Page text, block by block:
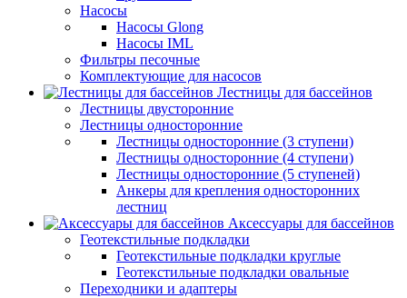
Насосы
Насосы Glong
Насосы IML
Фильтры песочные
Комплектующие для насосов
Лестницы для бассейнов
Лестницы двусторонние
Лестницы односторонние
Лестницы односторонние (3 ступени)
Лестницы односторонние (4 ступени)
Лестницы односторонние (5 ступеней)
Анкеры для крепления односторонних
лестниц
Аксессуары для бассейнов
Геотекстильные подкладки
Геотекстильные подкладки круглые
Геотекстильные подкладки овальные
Переходники и адаптеры